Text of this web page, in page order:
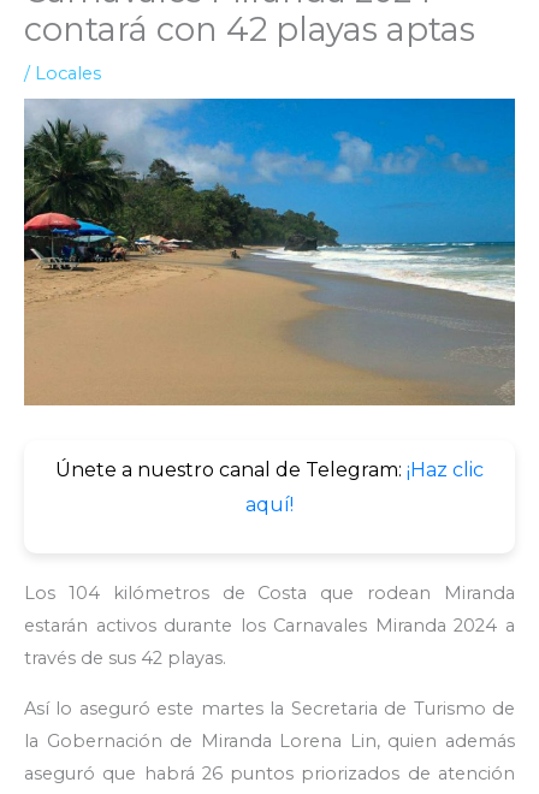
contará con 42 playas aptas
/ Locales
Únete a nuestro canal de Telegram: ¡Haz clic
aquí!
Los 104 kilómetros de Costa que rodean Miranda
estarán activos durante los Carnavales Miranda 2024 a
través de sus 42 playas.
Así lo aseguró este martes la Secretaria de Turismo de
la Gobernación de Miranda Lorena Lin, quien además
aseguró que habrá 26 puntos priorizados de atención